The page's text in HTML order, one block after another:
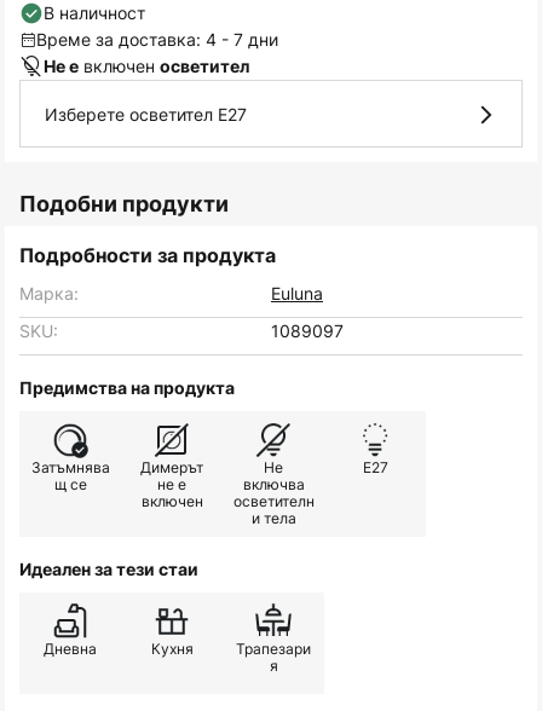
В наличност
Време за доставка: 4 - 7 дни
Не е включен осветител
Изберете осветител E27
Подобни продукти
Подробности за продукта
Марка:
Euluna
SKU:
1089097
Предимства на продукта
Затъмнява
щ се
Димерът
не е
включен
Не
включва
осветителн
и тела
E27
Идеален за тези стаи
Дневна Кухня
Трапезари
я